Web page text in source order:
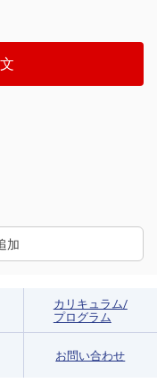
加
カリキュラム/
プログラム
お問い合わせ